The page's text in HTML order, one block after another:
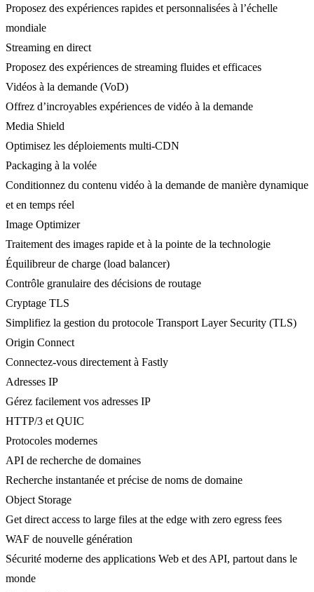
Proposez des expériences rapides et personnalisées à l’échelle
mondiale
Streaming en direct
Proposez des expériences de streaming fluides et efficaces
Vidéos à la demande (VoD)
Offrez d’incroyables expériences de vidéo à la demande
Media Shield
Optimisez les déploiements multi-CDN
Packaging à la volée
Conditionnez du contenu vidéo à la demande de manière dynamique
et en temps réel
Image Optimizer
Traitement des images rapide et à la pointe de la technologie
Équilibreur de charge (load balancer)
Contrôle granulaire des décisions de routage
Cryptage TLS
Simplifiez la gestion du protocole Transport Layer Security (TLS)
Origin Connect
Connectez-vous directement à Fastly
Adresses IP
Gérez facilement vos adresses IP
HTTP/3 et QUIC
Protocoles modernes
API de recherche de domaines
Recherche instantanée et précise de noms de domaine
Object Storage
Get direct access to large files at the edge with zero egress fees
WAF de nouvelle génération
Sécurité moderne des applications Web et des API, partout dans le
monde